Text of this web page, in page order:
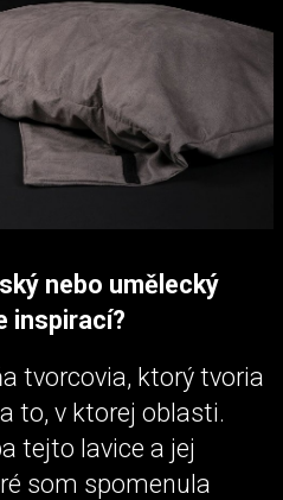
nebo umělecký
inspirací?
tvorcovia, ktorý tvoria
to, v ktorej oblasti.
tejto lavice a jej
som spomenula